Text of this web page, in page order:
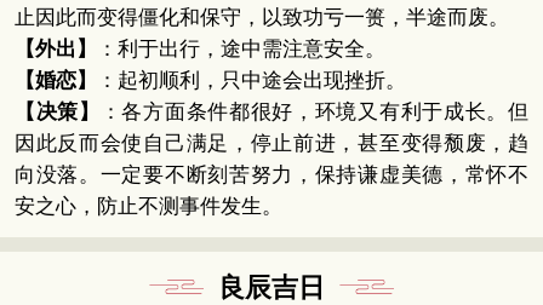
止因此而变得僵化和保守，以致功亏一篑，半途而废。
【外出】
：利于出行，途中需注意安全。
【婚恋】
：起初顺利，只中途会出现挫折。
【决策】
：各方面条件都很好，环境又有利于成长。但
因此反而会使自己满足，停止前进，甚至变得颓废，趋
向没落。一定要不断刻苦努力，保持谦虚美德，常怀不
安之心，防止不测事件发生。
良辰吉日